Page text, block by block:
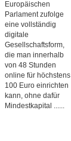
Europäischen
Parlament zufolge
eine vollständig
digitale
Gesellschaftsform,
die man innerhalb
von 48 Stunden
online für höchstens
100 Euro einrichten
kann, ohne dafür
Mindestkapital ......